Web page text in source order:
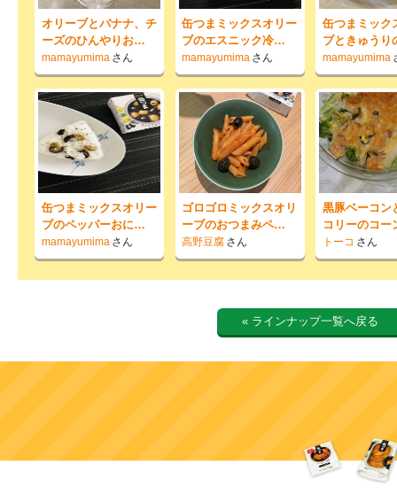
オリーブとバナナ、チ
ーズのひんやりお…
mamayumima さん
缶つまミックスオリー
ブのエスニック冷…
mamayumima さん
缶つまミック
ブときゅう
mamayumima
缶つまミックスオリー
ブのペッパーおに…
mamayumima さん
ゴロゴロミックスオリ
ーブのおつまみペ…
高野豆腐 さん
黒豚ベーコン
コリーのコ
トーコ さん
« ラインナップ一覧へ戻る